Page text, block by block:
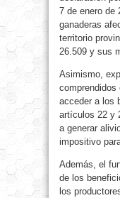
7 de enero de
ganaderas
territorio
26.509 y sus
Asimismo,
comprendidos
acceder a los
artículos 22 y
a generar
impositivo
Además, el
de los
los